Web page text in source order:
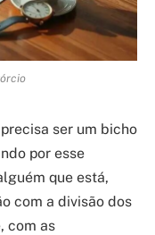
ser um bicho
por esse
que está,
com a divisão dos
com as